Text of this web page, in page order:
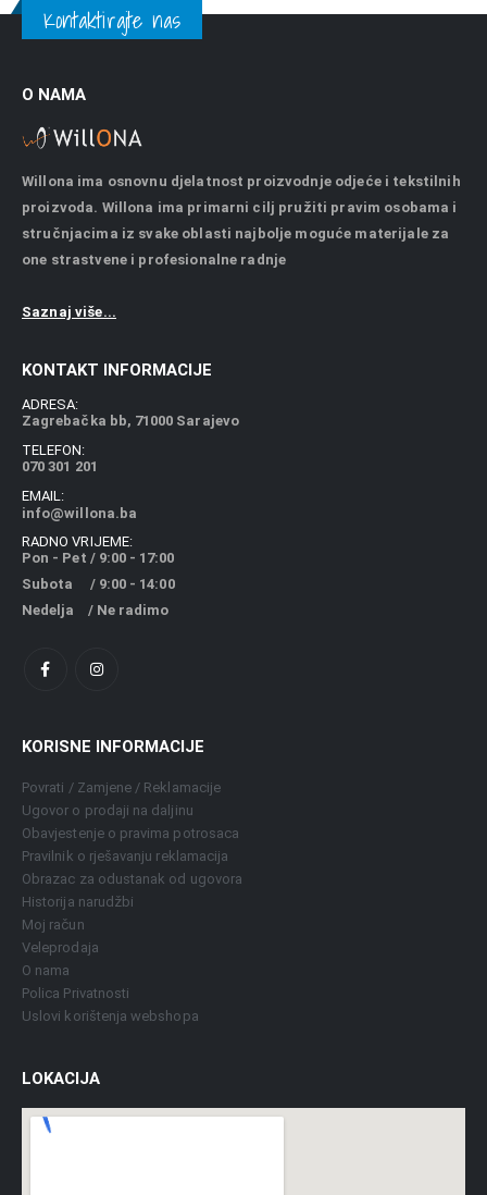
Kontaktirajte nas
O NAMA
Willona ima osnovnu djelatnost proizvodnje odjeće i tekstilnih
proizvoda. Willona ima primarni cilj pružiti pravim osobama i
stručnjacima iz svake oblasti najbolje moguće materijale za
one strastvene i profesionalne radnje
Saznaj više...
KONTAKT INFORMACIJE
ADRESA:
Zagrebačka bb, 71000 Sarajevo
TELEFON:
070 301 201
EMAIL:
info@willona.ba
RADNO VRIJEME:
Pon - Pet / 9:00 - 17:00
Subota / 9:00 - 14:00
Nedelja / Ne radimo
KORISNE INFORMACIJE
Povrati / Zamjene / Reklamacije
Ugovor o prodaji na daljinu
Obavjestenje o pravima potrosaca
Pravilnik o rješavanju reklamacija
Obrazac za odustanak od ugovora
Historija narudžbi
Moj račun
Veleprodaja
O nama
Polica Privatnosti
Uslovi korištenja webshopa
LOKACIJA